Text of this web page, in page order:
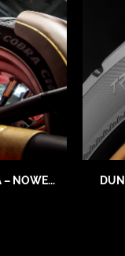
– NOWE...